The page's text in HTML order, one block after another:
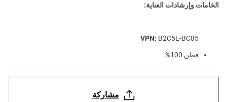
الخامات وإرشادات العناية:
VPN: B2C5L-BC85
قطن 100%
مشاركة